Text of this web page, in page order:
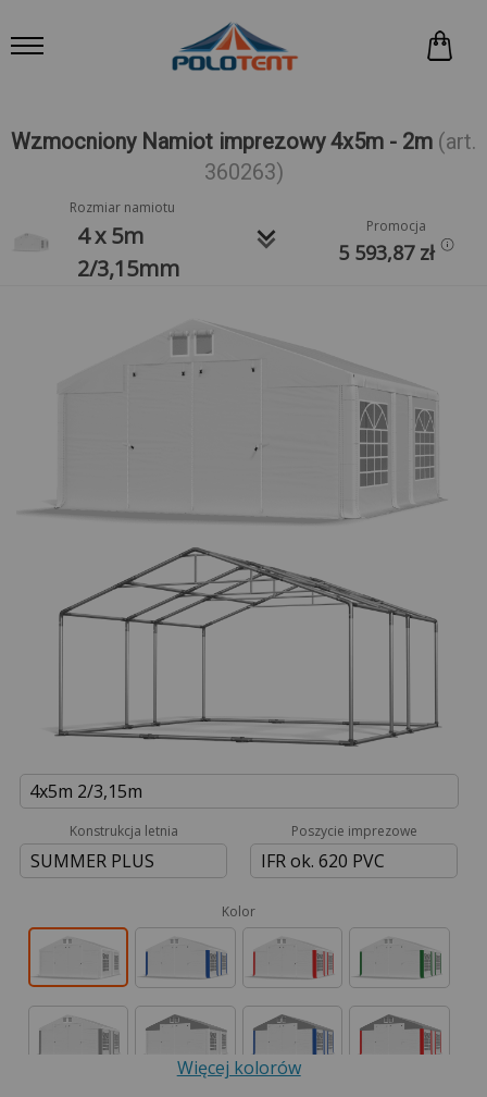
Wzmocniony Namiot imprezowy 4x5m - 2m (art.
360263)
Rozmiar namiotu
4 x 5m
2/3,15mm
keyboard_arrow_down Promocja
5 593,87 zł
4x5m 2/3,15m
Konstrukcja letnia
SUMMER PLUS
Poszycie imprezowe
IFR ok. 620 PVC
Kolor
Więcej kolorów